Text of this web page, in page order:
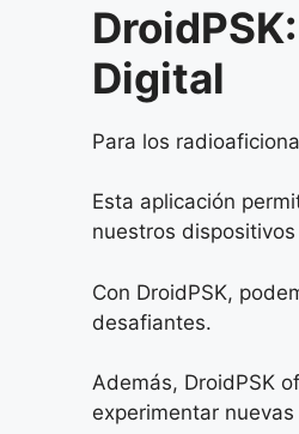
Digital
Para los
Esta aplicación
nuestros
Con DroidPSK,
desafiantes.
Además, DroidPSK
experimentar